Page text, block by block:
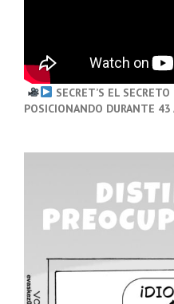
SECRET’S EL
POSICIONANDO DURANTE